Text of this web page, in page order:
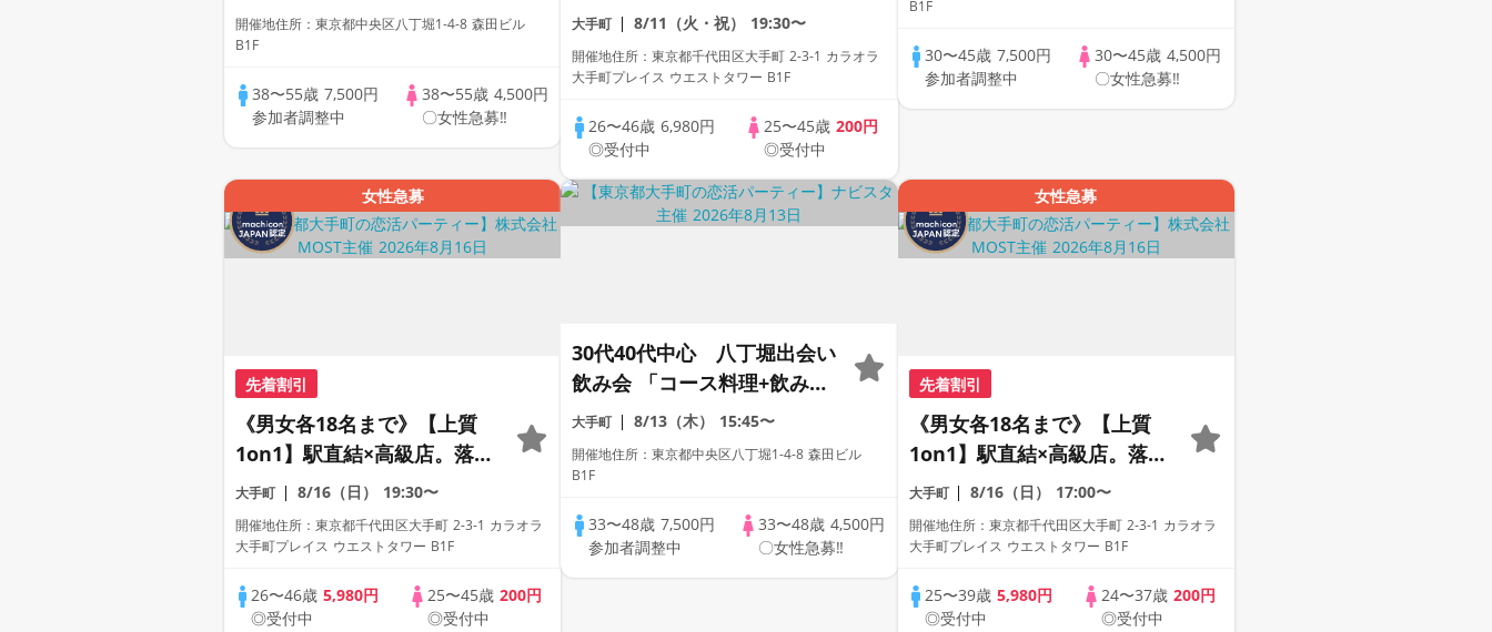
開催地住所：東京都中央区八丁堀1-4-8 森田ビル
B1F
38〜55歳 7,500円
参加者調整中
38〜55歳 4,500円
〇女性急募‼
着いた空間で、ひとりずつ丁
寧に出会う。
大手町 8/11（火・祝） 19:30〜
開催地住所：東京都千代田区大手町 2-3-1 カラオラ
大手町プレイス ウエストタワー B1F
26〜46歳 6,980円
◎受付中
25〜45歳200円
◎受付中
B1F
30〜45歳7,500円
参加者調整中
30〜45歳4,500円
〇女性急募‼
女性急募
先着割引
《男女各18名まで》【上質
1on1】駅直結×高級店。落ち
着いた空間で、ひとりずつ丁
寧に出会う。
大手町 8/16（日） 19:30〜
開催地住所：東京都千代田区大手町 2-3-1 カラオラ
大手町プレイス ウエストタワー B1F
26〜46歳5,980円
◎受付中
25〜45歳 200円
◎受付中
30代40代中心 八丁堀出会い
飲み会 「コース料理+飲み放
題」
大手町 8/13（木） 15:45〜
開催地住所：東京都中央区八丁堀1-4-8 森田ビル
B1F
33〜48歳 7,500円
参加者調整中
33〜48歳 4,500円
〇女性急募‼
女性急募
先着割引
《男女各18名まで》【上質
1on1】駅直結×高級店。落ち
着いた空間で、ひとりずつ丁
寧に出会う。
大手町 8/16（日） 17:00〜
開催地住所：東京都千代田区大手町 2-3-1 カラオラ
大手町プレイス ウエストタワー B1F
25〜39歳 5,980円
◎受付中
24〜37歳 200円
◎受付中